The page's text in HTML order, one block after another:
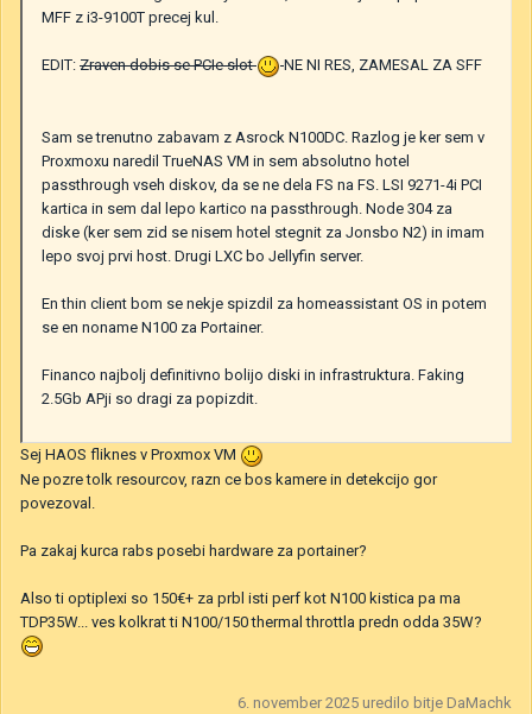
MFF z i3-9100T precej kul.
EDIT: Zraven dobis se PCIe slot NE NI RES, ZAMESAL ZA SFF
Sam se trenutno zabavam z Asrock N100DC. Razlog je ker sem v
Proxmoxu naredil TrueNAS VM in sem absolutno hotel
passthrough vseh diskov, da se ne dela FS na FS. LSI 9271-4i PCI
kartica in sem dal lepo kartico na passthrough. Node 304 za
diske (ker sem zid se nisem hotel stegnit za Jonsbo N2) in imam
lepo svoj prvi host. Drugi LXC bo Jellyfin server.
En thin client bom se nekje spizdil za homeassistant OS in potem
se en noname N100 za Portainer.
Financo najbolj definitivno bolijo diski in infrastruktura. Faking
2.5Gb APji so dragi za popizdit.
Sej HAOS fliknes v Proxmox VM
Ne pozre tolk resourcov, razn ce bos kamere in detekcijo gor
povezoval.
Pa zakaj kurca rabs posebi hardware za portainer?
Also ti optiplexi so 150€+ za prbl isti perf kot N100 kistica pa ma
TDP35W... ves kolkrat ti N100/150 thermal throttla predn odda 35W?
6. november 2025 uredilo bitje DaMachk